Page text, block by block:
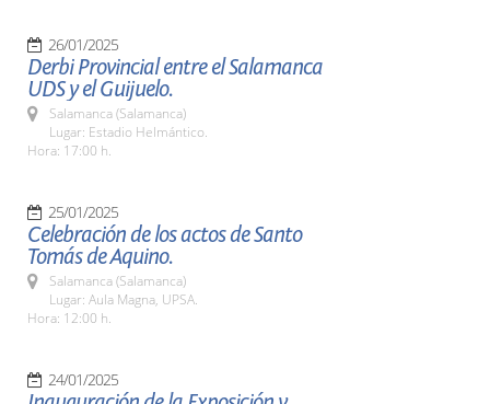
26/01/2025
Derbi Provincial entre el Salamanca
UDS y el Guijuelo.
Salamanca (Salamanca)
Lugar: Estadio Helmántico.
Hora: 17:00 h.
25/01/2025
Celebración de los actos de Santo
Tomás de Aquino.
Salamanca (Salamanca)
Lugar: Aula Magna, UPSA.
Hora: 12:00 h.
24/01/2025